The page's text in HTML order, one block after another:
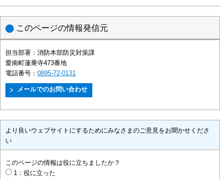
このページの情報発信元
担当部署： 消防本部防災対策課
愛南町蓮乗寺473番地
電話番号： 0895-72-0131
より良いウェブサイトにするためにみなさまのご意見をお聞かせくださ
い
このページの情報は役に立ちましたか？
1：役に立った